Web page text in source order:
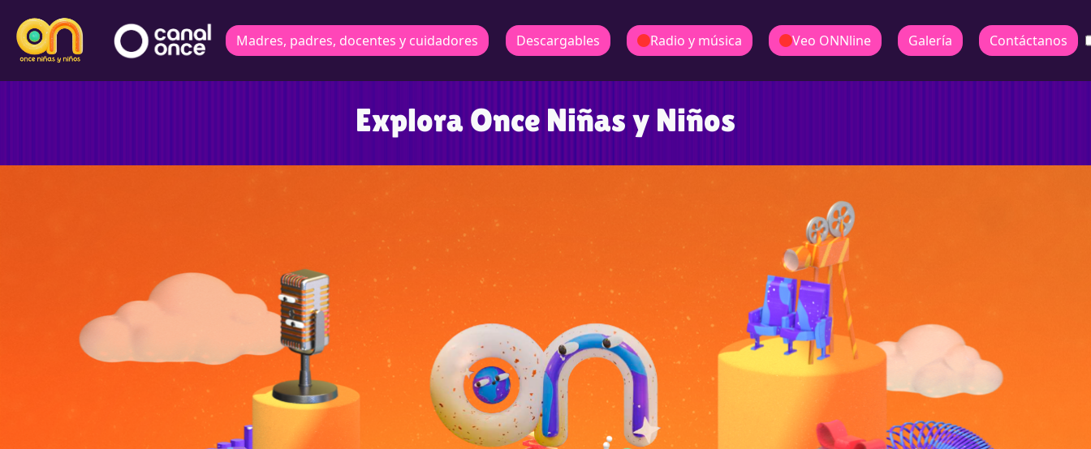
Madres, padres, docentes y cuidadores Descargables Radio y música Veo ONNline Galería Contáctanos
Explora Once Niñas y Niños